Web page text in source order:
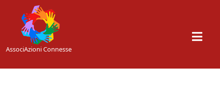
Skip to main content
AssociAzioni Connesse